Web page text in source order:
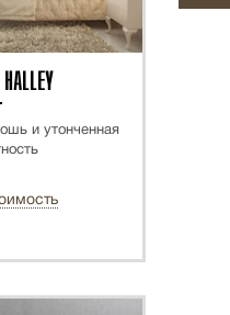
и утонченная